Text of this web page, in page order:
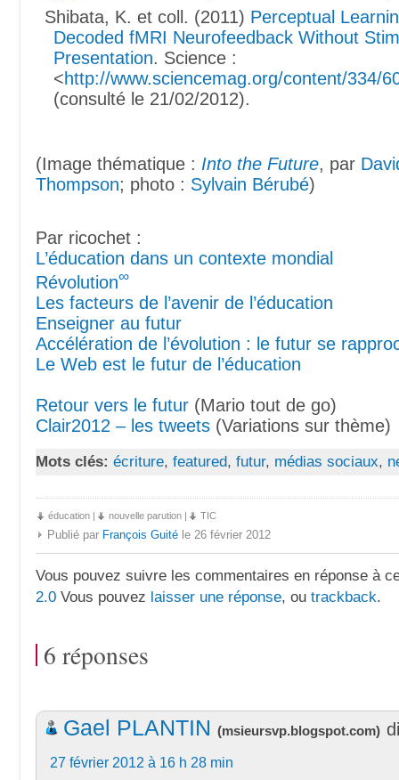
Shibata, K. et coll. (2011) Perceptual
Decoded fMRI Neurofeedback Without
Presentation. Science :
<http://www.sciencemag.org/content/334/
(consulté le 21/02/2012).
(Image thématique : Into the Future, par
Thompson; photo : Sylvain Bérubé)
Par ricochet :
L’éducation dans un contexte mondial
Révolution∞
Les facteurs de l’avenir de l’éducation
Enseigner au futur
Accélération de l’évolution : le futur se
Le Web est le futur de l’éducation
Retour vers le futur (Mario tout de go)
Clair2012 – les tweets (Variations sur thème)
Mots clés: écriture, featured, futur, médias sociaux,
éducation | nouvelle parution | TIC
Publié par François Guité le 26 février 2012
Vous pouvez suivre les commentaires en réponse à
2.0 Vous pouvez laisser une réponse, ou trackback.
6 réponses
Gael PLANTIN (msieursvp.blogspot.com)
27 février 2012 à 16 h 28 min